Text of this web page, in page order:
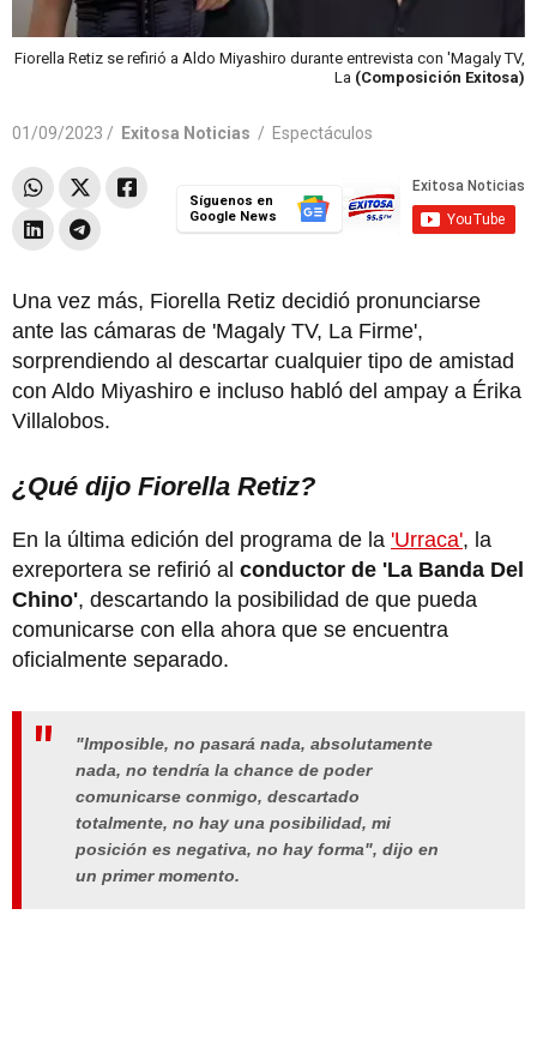
Fiorella Retiz se refirió a Aldo Miyashiro durante entrevista con 'Magaly TV,
La (Composición Exitosa)
01/09/2023 / Exitosa Noticias / Espectáculos
Síguenos en
Google News
Una vez más, Fiorella Retiz decidió pronunciarse
ante las cámaras de 'Magaly TV, La Firme',
sorprendiendo al descartar cualquier tipo de amistad
con Aldo Miyashiro e incluso habló del ampay a Érika
Villalobos.
¿Qué dijo Fiorella Retiz?
En la última edición del programa de la 'Urraca', la
exreportera se refirió al conductor de 'La Banda Del
Chino', descartando la posibilidad de que pueda
comunicarse con ella ahora que se encuentra
oficialmente separado.
"Imposible, no pasará nada, absolutamente
nada, no tendría la chance de poder
comunicarse conmigo, descartado
totalmente, no hay una posibilidad, mi
posición es negativa, no hay forma", dijo en
un primer momento.